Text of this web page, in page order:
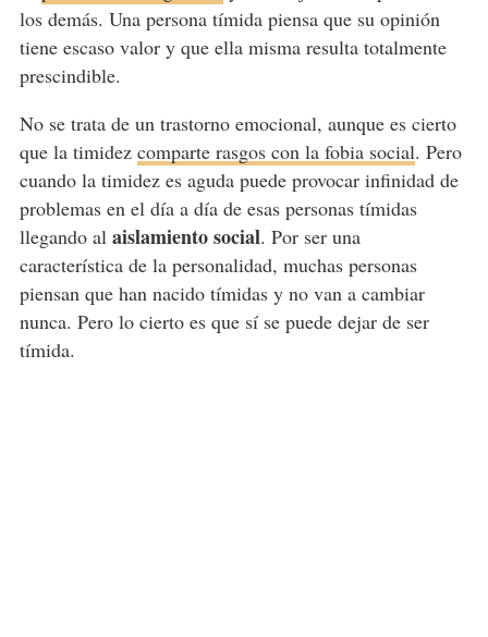
los demás. Una persona tímida piensa que su opinión
tiene escaso valor y que ella misma resulta totalmente
prescindible.
No se trata de un trastorno emocional, aunque es cierto
que la timidez comparte rasgos con la fobia social. Pero
cuando la timidez es aguda puede provocar infinidad de
problemas en el día a día de esas personas tímidas
llegando al aislamiento social. Por ser una
característica de la personalidad, muchas personas
piensan que han nacido tímidas y no van a cambiar
nunca. Pero lo cierto es que sí se puede dejar de ser
tímida.